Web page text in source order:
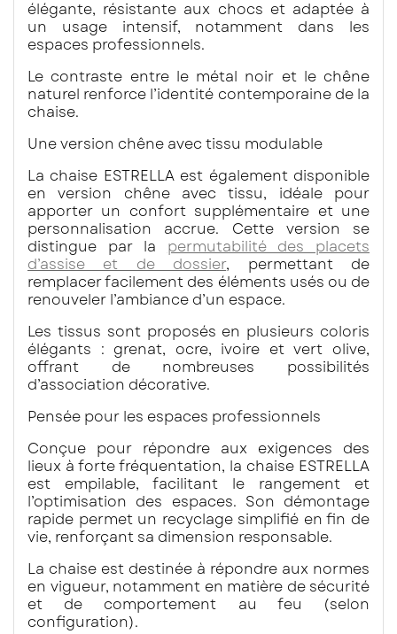
élégante, résistante aux chocs et adaptée à
un usage intensif, notamment dans les
espaces professionnels.
Le contraste entre le métal noir et le chêne
naturel renforce l’identité contemporaine de la
chaise.
Une version chêne avec tissu modulable
La chaise ESTRELLA est également disponible
en version chêne avec tissu, idéale pour
apporter un confort supplémentaire et une
personnalisation accrue. Cette version se
distingue par la permutabilité des placets
d’assise et de dossier, permettant de
remplacer facilement des éléments usés ou de
renouveler l’ambiance d’un espace.
Les tissus sont proposés en plusieurs coloris
élégants : grenat, ocre, ivoire et vert olive,
offrant de nombreuses possibilités
d’association décorative.
Pensée pour les espaces professionnels
Conçue pour répondre aux exigences des
lieux à forte fréquentation, la chaise ESTRELLA
est empilable, facilitant le rangement et
l’optimisation des espaces. Son démontage
rapide permet un recyclage simplifié en fin de
vie, renforçant sa dimension responsable.
La chaise est destinée à répondre aux normes
en vigueur, notamment en matière de sécurité
et de comportement au feu (selon
configuration).